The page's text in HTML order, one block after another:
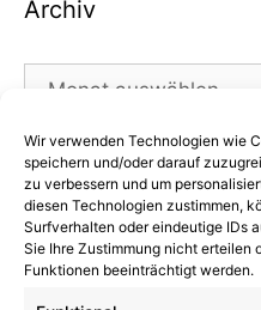
Wir verwenden Technologien wie
speichern und/oder darauf
zu verbessern und um
diesen Technologien zustimmen,
Surfverhalten oder eindeutige IDs
Sie Ihre Zustimmung nicht erteilen
Funktionen beeinträchtigt werden.
Archiv
Archiv
Kategorien
Kategorien